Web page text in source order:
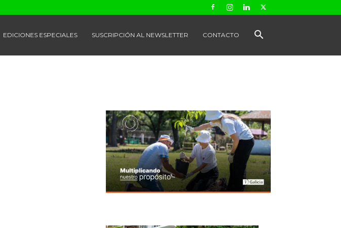
EDICIONES ESPECIALES SUSCRIPCIÓN AL NEWSLETTER CONTACTO